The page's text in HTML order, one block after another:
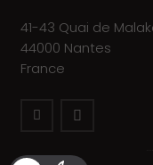
41-43 Quai de
44000 Nantes
France